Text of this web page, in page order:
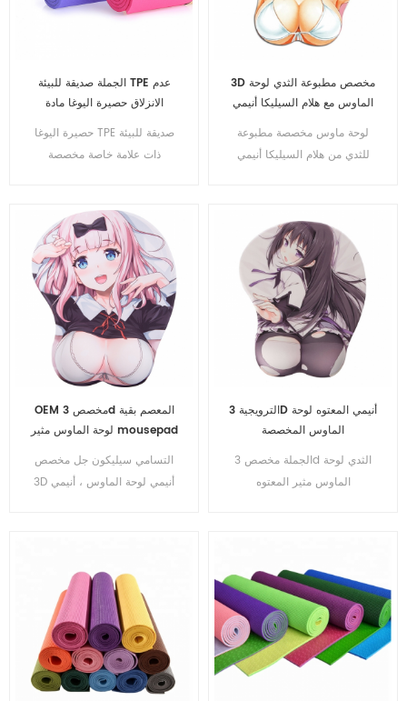
الجملة صديقة للبيئة TPE عدم
الانزلاق حصيرة اليوغا مادة
حصيرة اليوغا TPE صديقة للبيئة
ذات علامة خاصة مخصصة
3D مخصص مطبوعة الثدي لوحة
الماوس مع هلام السيليكا أنيمي
لوحة ماوس مخصصة مطبوعة
للثدي من هلام السيليكا أنيمي
OEM مخصص 3d المعصم بقية
لوحة الماوس مثير mousepad
التسامي سيليكون جل مخصص
3D أنيمي لوحة الماوس ، أنيمي
الترويجية 3D أنيمي المعتوه لوحة
الماوس المخصصة
الجملة مخصص 3d الثدي لوحة
الماوس مثير المعتوه